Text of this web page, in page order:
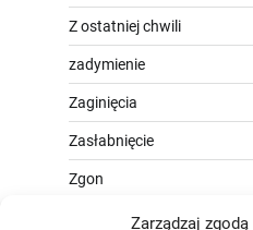
Zarządzaj
Z ostatniej chwili
zadymienie
Zaginięcia
Zasłabnięcie
Zgon